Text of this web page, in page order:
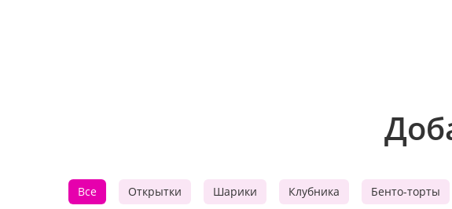
Все Открытки Шарики Клубника Бенто-торты